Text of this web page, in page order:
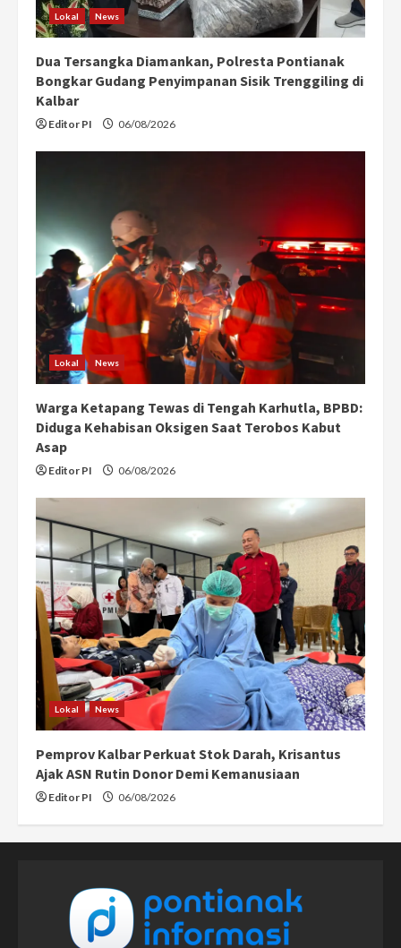
Lokal News
Dua Tersangka Diamankan, Polresta Pontianak
Bongkar Gudang Penyimpanan Sisik Trenggiling di
Kalbar
Editor PI 06/08/2026
Lokal News
Warga Ketapang Tewas di Tengah Karhutla, BPBD:
Diduga Kehabisan Oksigen Saat Terobos Kabut
Asap
Editor PI 06/08/2026
Lokal News
Pemprov Kalbar Perkuat Stok Darah, Krisantus
Ajak ASN Rutin Donor Demi Kemanusiaan
Editor PI 06/08/2026